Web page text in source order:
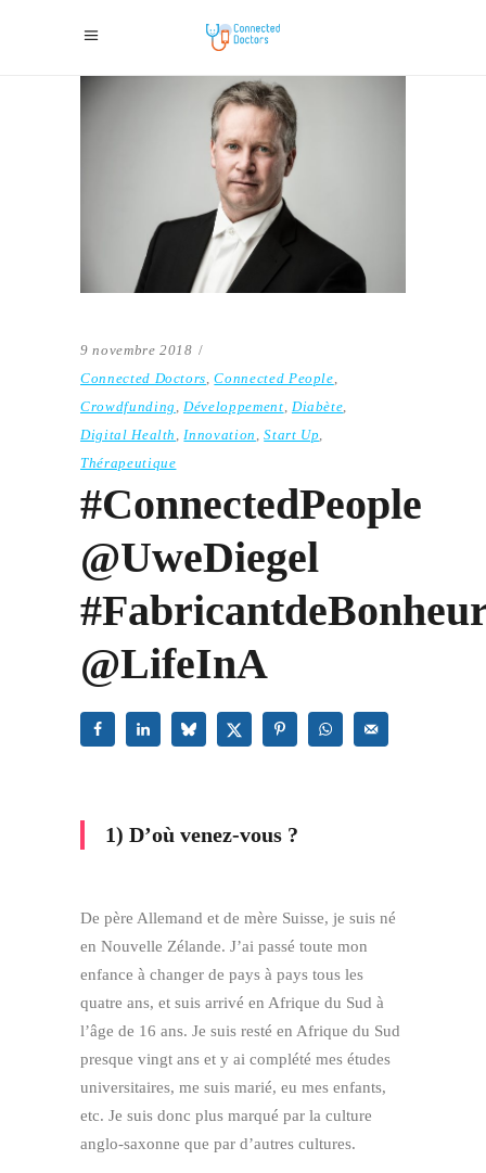
9 novembre 2018
Connected Doctors,Connected People,
Crowdfunding ,Développement, Diabète,
Digital Health ,Innovation ,Start Up,
Thérapeutique
#ConnectedPeople
@UweDiegel
@LifeInA
1) D’où venez-vous ?
De père Allemand et de mère Suisse, je suis né
en Nouvelle Zélande. J’ai passé toute mon
enfance à changer de pays à pays tous les
quatre ans, et suis arrivé en Afrique du Sud à
l’âge de 16 ans. Je suis resté en Afrique du Sud
presque vingt ans et y ai complété mes études
universitaires, me suis marié, eu mes enfants,
etc. Je suis donc plus marqué par la culture
anglo-saxonne que par d’autres cultures.